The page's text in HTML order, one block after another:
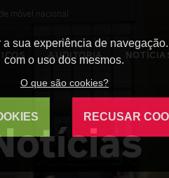
móvel nacional
AUDITORIA
sua experiência de
com o uso dos mesmos.
O que são cookies?
RECUSAR